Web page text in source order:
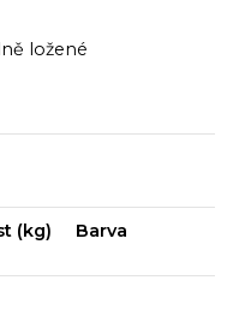
ložené
(kg) Barva